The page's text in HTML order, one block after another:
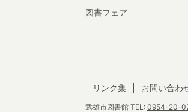
図書フェア
武雄市図書館 TEL: 0954-20-
リンク集 お問い合わ